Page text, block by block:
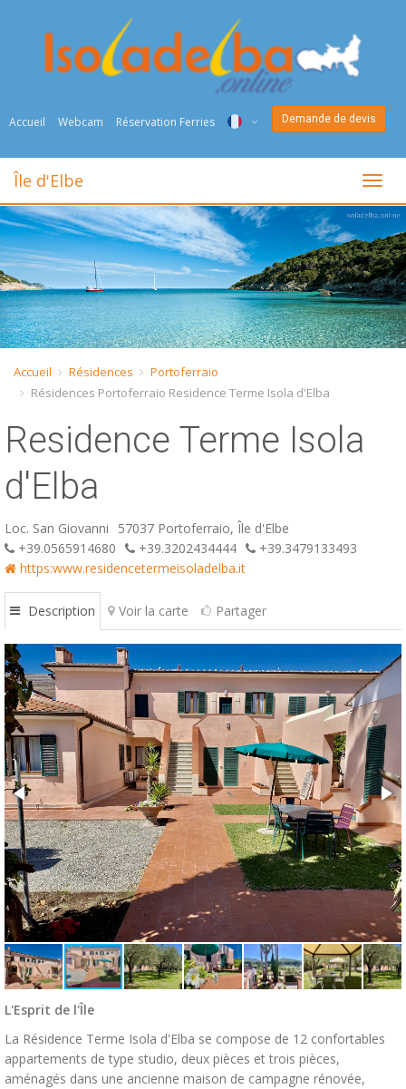
Accueil Webcam Réservation Ferries
ENG
NED
FRA
DAN
ESP
Demande de devis
Île d'Elbe
Accueil Résidences
Portoferraio
Résidences Portoferraio Residence Terme Isola d'Elba
Residence Terme Isola
d'Elba
Loc. San Giovanni
57037 Portoferraio, Île d'Elbe
+39.0565914680
+39.3202434444
+39.3479133493
https:www.residencetermeisoladelba.it
Description Voir la carte Partager
L'Esprit de l'Île
La Résidence Terme Isola d'Elba se compose de 12 confortables
appartements de type studio, deux pièces et trois pièces,
aménagés dans une ancienne maison de campagne rénovée,